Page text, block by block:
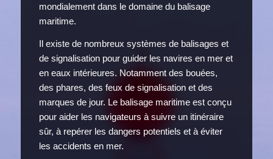
mondialement dans le domaine du balisage
maritime.
Il existe de nombreux systèmes de balisages et
de signalisation pour guider les navires en mer et
en eaux intérieures. Notamment des bouées,
des phares, des feux de signalisation et des
marques de jour. Le balisage maritime est conçu
pour aider les navigateurs à suivre un itinéraire
sûr, à repérer les dangers potentiels et à éviter
les accidents en mer.